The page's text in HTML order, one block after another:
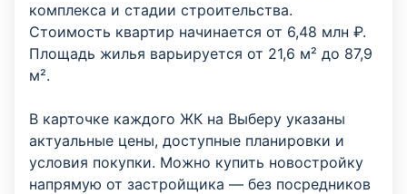
комплекса и стадии строительства.
Стоимость квартир начинается от 6,48 млн ₽.
Площадь жилья варьируется от 21,6 м² до 87,9
м².
В карточке каждого ЖК на Выберу указаны
актуальные цены, доступные планировки и
условия покупки. Можно купить новостройку
напрямую от застройщика — без посредников